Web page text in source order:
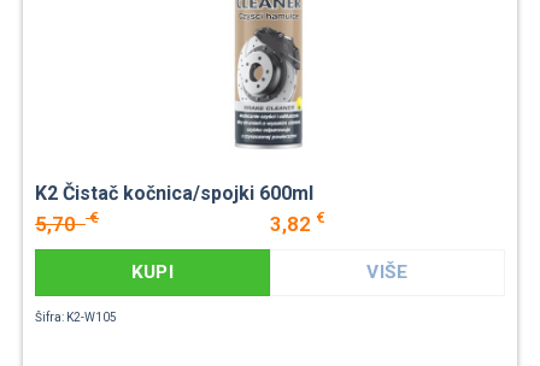
K2 Čistač kočnica/spojki 600ml
5,70€ 3,82 €
KUPI VIŠE
Šifra: K2-W105